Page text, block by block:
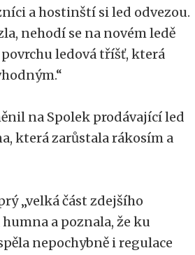
a hostinští si led odvezou.
nehodí se na novém ledě
ledová tříšť, která
na Spolek prodávající led
která zarůstala rákosím a
„velká část zdejšího
a poznala, že ku
nepochybně i regulace